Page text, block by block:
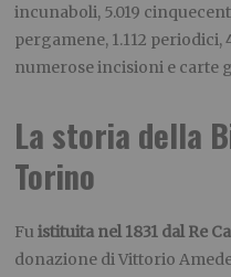
incunaboli, 5.019
pergamene, 1.112
numerose incisioni e carte
La storia della
Torino
Fuistituita nel 1831 dal Re
donazione di Vittorio